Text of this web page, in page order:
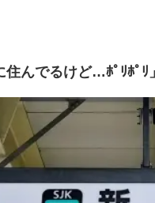
んでるけど…ﾎﾟﾘﾎﾟﾘ」